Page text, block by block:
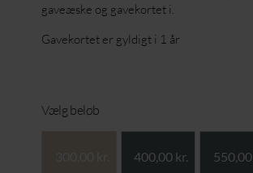
gaveæske og gavekortet i.
Gavekortet er gyldigt i 1 år
Vælg beløb
400,00 kr. 550,00